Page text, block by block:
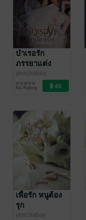
บำเรอรัก
ภรรยาแต่ง
yenchaboy
No Rating
เพื่อรัก หนูต้อง
รุก
yenchaboy